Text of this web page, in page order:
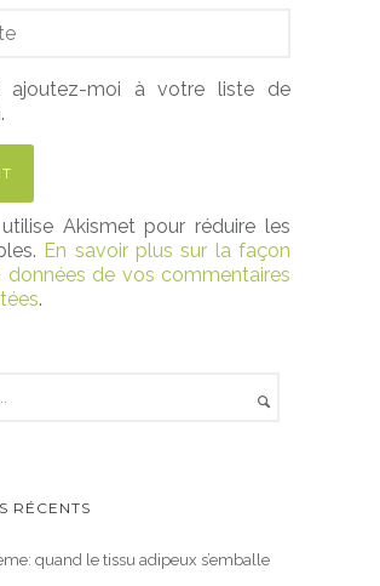
ajoutez-moi à votre liste de
Akismet pour réduire les
En savoir plus sur la façon
données de vos commentaires
.
RÉCENTS
quand le tissu adipeux s’emballe